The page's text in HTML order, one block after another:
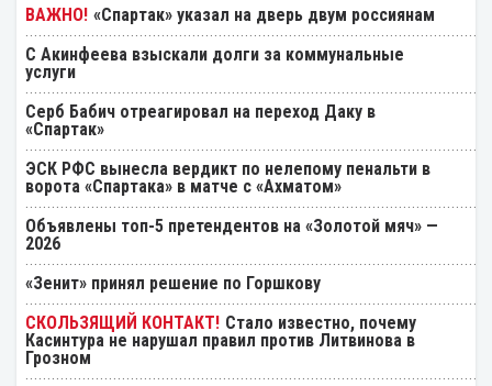
«Спартак» указал на дверь двум россиянам
С Акинфеева взыскали долги за коммунальные
услуги
Серб Бабич отреагировал на переход Даку в
«Спартак»
ЭСК РФС вынесла вердикт по нелепому пенальти в
ворота «Спартака» в матче с «Ахматом»
Объявлены топ-5 претендентов на «Золотой мяч» —
2026
«Зенит» принял решение по Горшкову
Стало известно, почему
Касинтура не нарушал правил против Литвинова в
Грозном